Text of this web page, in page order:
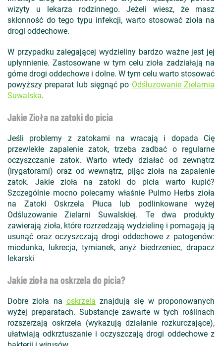
wizyty u lekarza rodzinnego. Jeżeli wiesz, że masz
skłonność do tego typu infekcji, warto stosować zioła na
drogi oddechowe.
W przypadku zalegającej wydzieliny bardzo ważne jest jej
upłynnienie. Zastosowane w tym celu zioła zadziałają na
górne drogi oddechowe i dolne. W tym celu warto stosować
powyższy preparat lub sięgnąć po Odśluzowanie Zielarnia
Suwalska.
Jakie Zioła na zatoki do picia
Jeśli problemy z zatokami na wracają i dopada Cię
przewlekłe zapalenie zatok, trzeba zadbać o regularne
oczyszczanie zatok. Warto wtedy działać od zewnątrz
(irygatorami) oraz od wewnątrz, pijąc zioła na zapalenie
zatok. Jakie zioła na zatoki do picia warto kupić?
Szczególnie mocno polecamy właśnie Pulmo Herbs zioła
na Zatoki Oskrzela Płuca lub podlinkowane wyżej
Odśluzowanie Zielarni Suwalskiej. Te dwa produkty
zawierają zioła, które rozrzedzają wydzielinę i pomagają ją
usunąć oraz oczyszczają drogi oddechowe z patogenów:
miodunka, lukrecja, tymianek, anyż biedrzeniec, drapacz
lekarski
Jakie zioła na oskrzela do picia?
Dobre zioła na oskrzela znajdują się w proponowanych
wyżej preparatach. Substancje zawarte w tych roślinach
rozszerzają oskrzela (wykazują działanie rozkurczające),
ułatwiają odkrztuszanie i oczyszczają drogi oddechowe z